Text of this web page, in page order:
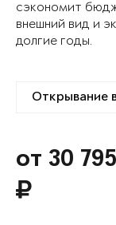
сэкономит
внешний вид и
долгие годы.
от 30 795